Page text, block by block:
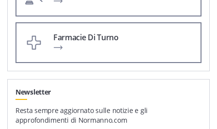
Farmacie Di Turno
Newsletter
Resta sempre aggiornato sulle notizie e gli
approfondimenti di Normanno.com